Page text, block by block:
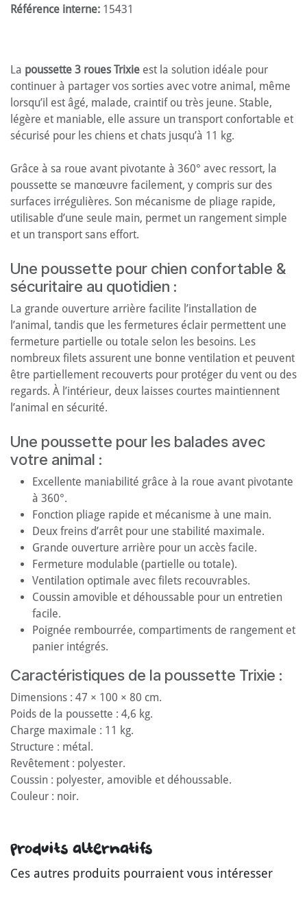
Référence interne: 15431
La poussette 3 roues Trixie est la solution idéale pour
continuer à partager vos sorties avec votre animal, même
lorsqu’il est âgé, malade, craintif ou très jeune. Stable,
légère et maniable, elle assure un transport confortable et
sécurisé pour les chiens et chats jusqu’à 11 kg.
Grâce à sa roue avant pivotante à 360° avec ressort, la
poussette se manœuvre facilement, y compris sur des
surfaces irrégulières. Son mécanisme de pliage rapide,
utilisable d’une seule main, permet un rangement simple
et un transport sans effort.
Une poussette pour chien confortable &
sécuritaire au quotidien :
La grande ouverture arrière facilite l’installation de
l’animal, tandis que les fermetures éclair permettent une
fermeture partielle ou totale selon les besoins. Les
nombreux filets assurent une bonne ventilation et peuvent
être partiellement recouverts pour protéger du vent ou des
regards. À l’intérieur, deux laisses courtes maintiennent
l’animal en sécurité.
Une poussette pour les balades avec
votre animal :
Excellente maniabilité grâce à la roue avant pivotante
à 360°.
Fonction pliage rapide et mécanisme à une main.
Deux freins d’arrêt pour une stabilité maximale.
Grande ouverture arrière pour un accès facile.
Fermeture modulable (partielle ou totale).
Ventilation optimale avec filets recouvrables.
Coussin amovible et déhoussable pour un entretien
facile.
Poignée rembourrée, compartiments de rangement et
panier intégrés.
Caractéristiques de la poussette Trixie :
Dimensions : 47 × 100 × 80 cm.
Poids de la poussette : 4,6 kg.
Charge maximale : 11 kg.
Structure : métal.
Revêtement : polyester.
Coussin : polyester, amovible et déhoussable.
Couleur : noir.
Produits alternatifs
Ces autres produits pourraient vous intéresser